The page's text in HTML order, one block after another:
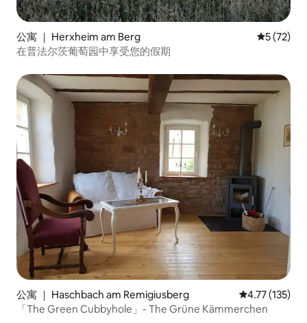
公寓 ｜ Herxheim am Berg 平均评分
5 (72)
在普法尔茨葡萄园中享受您的假期
公寓 ｜ Haschbach am Remigiusberg 平均评分 4.77
4.77 (135)
「The Green Cubbyhole」- The Grüne Kämmerchen